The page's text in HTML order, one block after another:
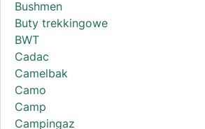
Bushmen
Buty trekkingowe
BWT
Cadac
Camelbak
Camo
Camp
Campingaz